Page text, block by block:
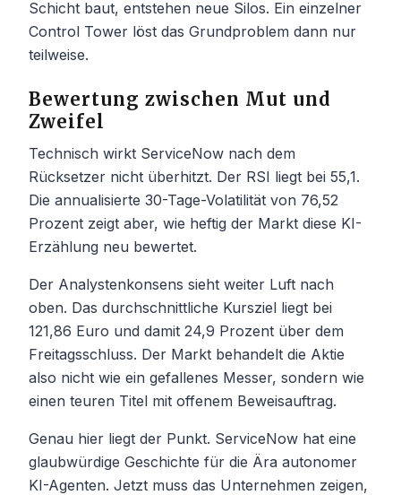
Schicht baut, entstehen neue Silos. Ein einzelner
Control Tower löst das Grundproblem dann nur
teilweise.
Bewertung zwischen Mut und
Zweifel
Technisch wirkt ServiceNow nach dem
Rücksetzer nicht überhitzt. Der RSI liegt bei 55,1.
Die annualisierte 30-Tage-Volatilität von 76,52
Prozent zeigt aber, wie heftig der Markt diese KI-
Erzählung neu bewertet.
Der Analystenkonsens sieht weiter Luft nach
oben. Das durchschnittliche Kursziel liegt bei
121,86 Euro und damit 24,9 Prozent über dem
Freitagsschluss. Der Markt behandelt die Aktie
also nicht wie ein gefallenes Messer, sondern wie
einen teuren Titel mit offenem Beweisauftrag.
Genau hier liegt der Punkt. ServiceNow hat eine
glaubwürdige Geschichte für die Ära autonomer
KI-Agenten. Jetzt muss das Unternehmen zeigen,